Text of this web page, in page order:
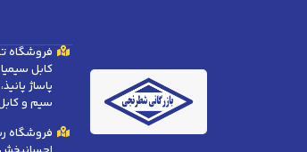
فروشگاه
کابل
سیم و
فروشگاه